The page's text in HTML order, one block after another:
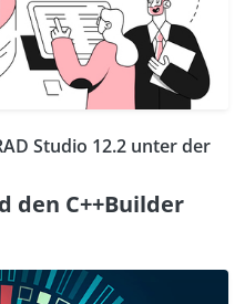
Studio 12.2 unter der
den C++Builder